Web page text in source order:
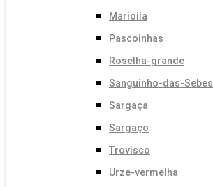
Marioila
Pascoinhas
Roselha-grande
Sanguinho-das-Sebes
Sargaça
Sargaço
Trovisco
Urze-vermelha